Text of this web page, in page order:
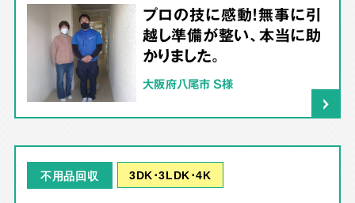
プロの技に感動！無事に引
越し準備が整い、本当に助
かりました。
大阪府八尾市 S様
不用品回収 3DK･3LDK･4K